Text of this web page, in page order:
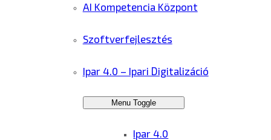
AI Kompetencia Központ
Szoftverfejlesztés
Ipar 4.0 – Ipari Digitalizáció
Menu Toggle
Ipar 4.0